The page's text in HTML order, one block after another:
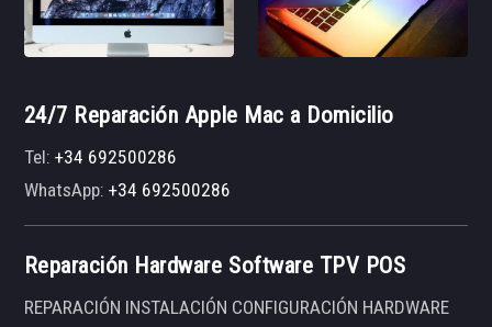
24/7 Reparación Apple Mac a Domicilio
Tel:+34 692500286
WhatsApp:+34 692500286
Reparación Hardware Software TPV POS
REPARACIÓN INSTALACIÓN CONFIGURACIÓN HARDWARE